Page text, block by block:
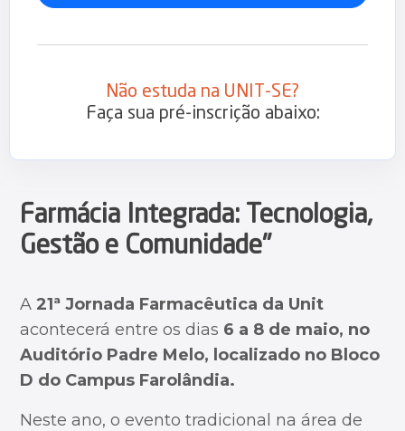
Farmácia Integrada: Tecnologia,
Gestão e Comunidade"
A 21ª Jornada Farmacêutica da Unit
acontecerá entre os dias 6 a 8 de maio, no
Auditório Padre Melo, localizado no Bloco
D do Campus Farolândia.
Neste ano, o evento tradicional na área de
Não estuda na UNIT-SE?
Faça sua pré-inscrição abaixo: